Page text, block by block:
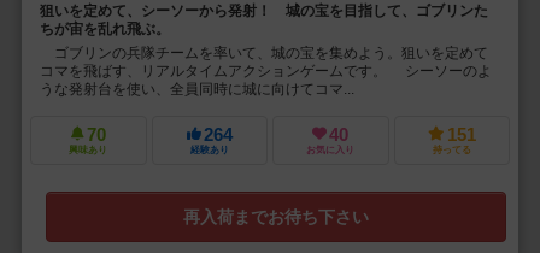
狙いを定めて、シーソーから発射！ 城の宝を目指して、ゴブリンた
ちが宙を乱れ飛ぶ。
ゴブリンの兵隊チームを率いて、城の宝を集めよう。狙いを定めて
コマを飛ばす、リアルタイムアクションゲームです。 シーソーのよ
うな発射台を使い、全員同時に城に向けてコマ...
70
興味あり
264
経験あり
40
お気に入り
151
持ってる
再入荷までお待ち下さい